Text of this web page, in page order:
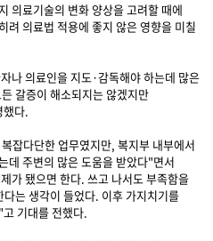
의료기술의 변화 양상을 고려할 때에
려 의료법 적용에 좋지 않은 영향을 미칠
나 의료인을 지도·감독해야 하는데 많은
갈증이 해소되지는 않겠지만
했다.
잡다단한 업무였지만, 복지부 내부에서
데 주변의 많은 도움을 받았다"면서
가 됐으면 한다. 쓰고 나서도 부족함을
는 생각이 들었다. 이후 가지치기를
기대를 전했다.